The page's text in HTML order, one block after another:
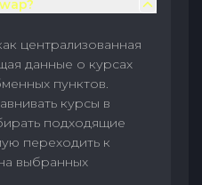
централизованная
данные о курсах
пунктов.
курсы в
подходящие
переходить к
выбранных